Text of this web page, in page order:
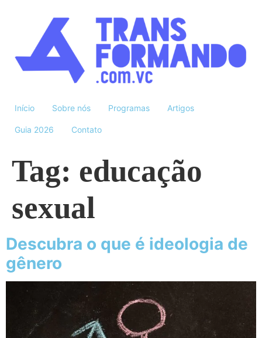
Início Sobre nós Programas Artigos
Guia 2026 Contato
Tag: educação
sexual
Descubra o que é ideologia de
gênero